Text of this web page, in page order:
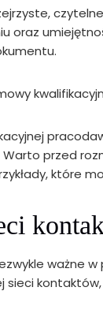
oraz
przed
które
ważne
sieci